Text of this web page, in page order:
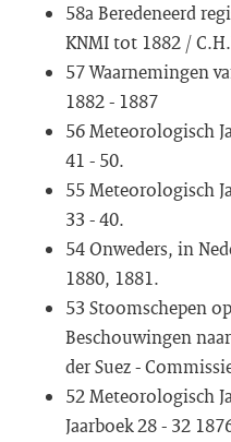
58a Beredeneerd
KNMI tot 1882 /
57 Waarnemingen
1882 - 1887
56 Meteorologisch
41 - 50.
55 Meteorologisch
33 - 40.
54 Onweders, in
1880, 1881.
53 Stoomschepen
Beschouwingen
der Suez -
52 Meteorologisch
Jaarboek 28 - 32